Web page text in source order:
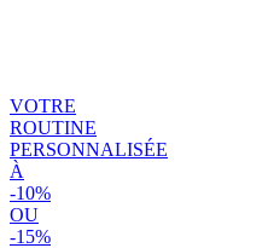
VOTRE
ROUTINE
PERSONNALISÉE
À
-10%
OU
-15%